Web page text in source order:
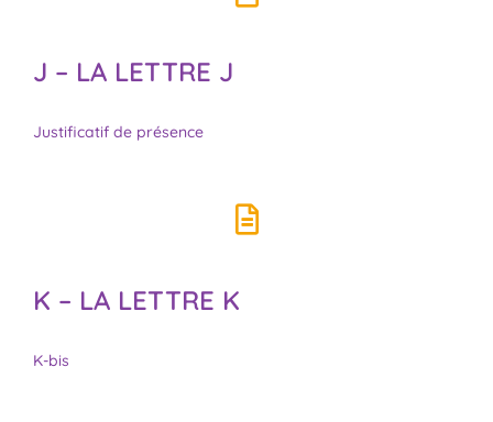
J – LA LETTRE J
Justificatif de présence
K – LA LETTRE K
K-bis